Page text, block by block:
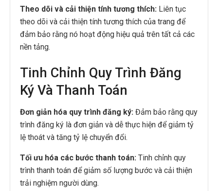
Theo dõi và cải thiện tính tương thích: Liên tục
theo dõi và cải thiện tính tương thích của trang để
đảm bảo rằng nó hoạt động hiệu quả trên tất cả các
nền tảng.
Tinh Chỉnh Quy Trình Đăng
Ký Và Thanh Toán
Đơn giản hóa quy trình đăng ký: Đảm bảo rằng quy
trình đăng ký là đơn giản và dễ thực hiện để giảm tỷ
lệ thoát và tăng tỷ lệ chuyển đổi.
Tối ưu hóa các bước thanh toán: Tinh chỉnh quy
trình thanh toán để giảm số lượng bước và cải thiện
trải nghiệm người dùng.